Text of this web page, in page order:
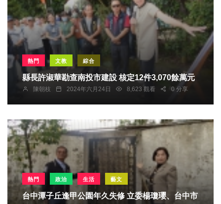
熱門 文教 綜合
縣長許淑華勘查南投市建設 核定12件3,070餘萬元
陳朝枝 2024年六月24日 8,623 觀看 0 分享
熱門 政治 生活 藝文
台中潭子丘逢甲公園年久失修 立委楊瓊瓔、台中市